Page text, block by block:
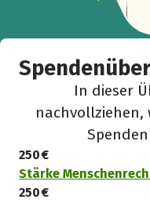
In dieser
nachvollziehen,
250 €
Stärke
250 €